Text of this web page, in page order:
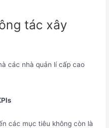
tác xây
các nhà quản lí cấp cao
các mục tiêu không còn là